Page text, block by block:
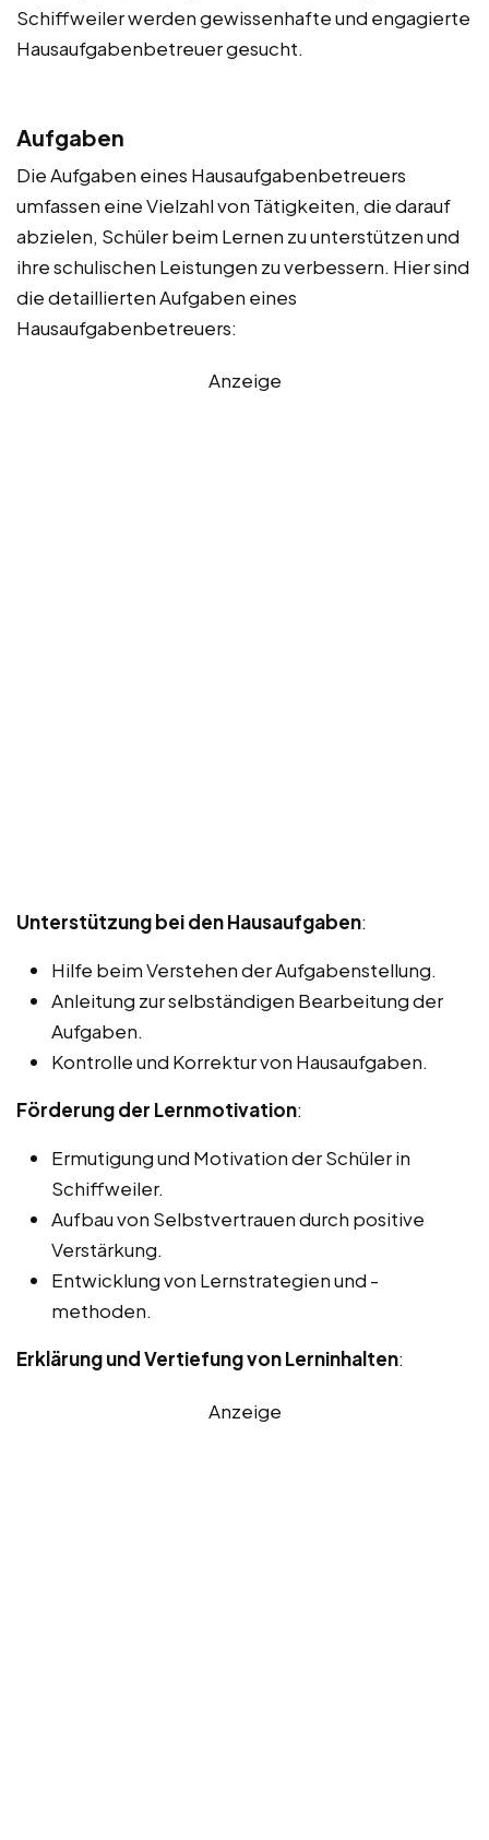
Schiffweiler werden gewissenhafte und engagierte
Hausaufgabenbetreuer gesucht.
Aufgaben
Die Aufgaben eines Hausaufgabenbetreuers
umfassen eine Vielzahl von Tätigkeiten, die darauf
abzielen, Schüler beim Lernen zu unterstützen und
ihre schulischen Leistungen zu verbessern. Hier sind
die detaillierten Aufgaben eines
Hausaufgabenbetreuers:
Anzeige
Unterstützung bei den Hausaufgaben:
Hilfe beim Verstehen der Aufgabenstellung.
Anleitung zur selbständigen Bearbeitung der
Aufgaben.
Kontrolle und Korrektur von Hausaufgaben.
Förderung der Lernmotivation:
Ermutigung und Motivation der Schüler in
Schiffweiler.
Aufbau von Selbstvertrauen durch positive
Verstärkung.
Entwicklung von Lernstrategien und -
methoden.
Erklärung und Vertiefung von Lerninhalten:
Anzeige